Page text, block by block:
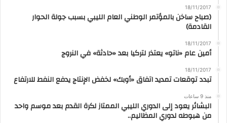
18/11/2017
(صباح ساخن بالمؤتمر الوطني العام الليبي بسبب جولة الحوار
القادمة)
18/11/2017
أمين عام «ناتو» يعتذر لتركيا بعد «حادثة» في النروج
18/11/2017
تبدد توقعات تمديد اتفاق «أوبك» لخفض الإنتاج يدفع النفط للارتفاع
منذ 9 ساعات
البشائر يعود إلى الدوري الليبي الممتاز لكرة القدم بعد موسم واحد
من هبوطه لدوري المظاليم..